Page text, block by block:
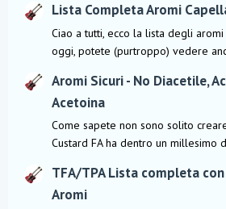
Lista Completa Aromi
Ciao a tutti, ecco la lista degli
oggi, potete (purtroppo) vedere
Aromi Sicuri - No Diacetile,
Acetoina
Come sapete non sono solito
Custard FA ha dentro un millesimo
TFA/TPA Lista completa
Aromi